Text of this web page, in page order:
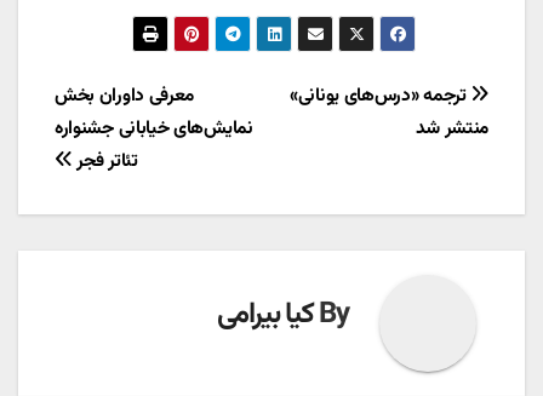
راهبری
نوشته
معرفی داوران بخش
نمایش‌های خیابانی جشنواره
تئاتر فجر
ترجمه «درس‌های یونانی»
منتشر شد
Byکیا بیرامی